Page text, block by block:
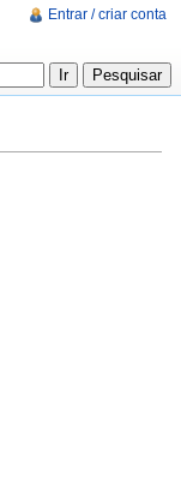
Entrar / criar conta